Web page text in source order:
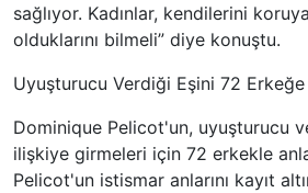
sağlıyor. Kadınlar, kendilerini
olduklarını bilmeli” diye konuştu.
Uyuşturucu Verdiği Eşini 72
Dominique Pelicot'un, uyuşturucu
ilişkiye girmeleri için 72 erkekle
Pelicot'un istismar anlarını kayıt